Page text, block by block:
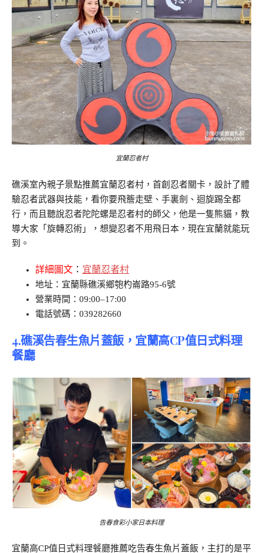
宜蘭忍者村
礁溪室內親子景點推薦宜蘭忍者村，首創忍者關卡，設計了體
驗忍者武器與技能，看你要飛簷走壁、手裏劍、迴旋踢全都
行，而且聽說忍者陀陀螺是忍者村的師父，他是一隻熊貓，教
導大家「旋轉忍術」，想變忍者不用飛日本，現在宜蘭就能玩
到。
詳細圖文 ： 宜蘭忍者村
地址：宜蘭縣礁溪鄉匏杓崙路95-6號
營業時間：09:00–17:00
電話號碼：039282660
4.礁溪告春生魚片蓋飯，宜蘭高CP值日式料理
餐廳
告春食彩小家日本料理
宜蘭高CP值日式料理餐廳推薦吃告春生魚片蓋飯，主打的是平